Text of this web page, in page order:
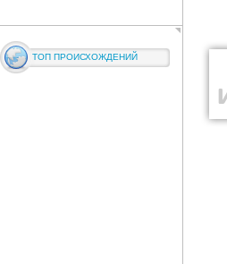
ТОП ПРОИСХОЖДЕНИЙ